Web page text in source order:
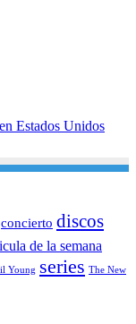
Estados Unidos
concierto discos
de la semana
Young series The New